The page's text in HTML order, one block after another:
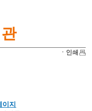
ㆍ인쇄
지